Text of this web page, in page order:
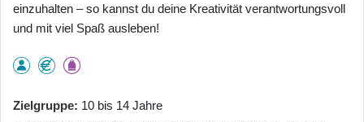
einzuhalten – so kannst du deine Kreativität verantwortungsvoll
und mit viel Spaß ausleben!
Zielgruppe 10 bis 14 Jahre